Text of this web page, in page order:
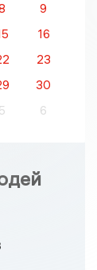
9
16
23
30
5 6